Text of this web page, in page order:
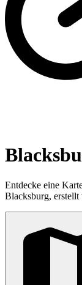
Entdecke eine
Blacksburg, erstellt